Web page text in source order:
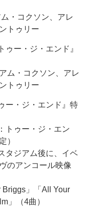
・コクソン、アレ
トゥリー
ゥー・ジ・エンド』
ム・コクソン、アレ
トゥリー
ー・ジ・エンド』特
トゥー・ジ・エン
）
タジアム後に、イベ
のアンコール映像
Briggs」「All Your
」（4曲）